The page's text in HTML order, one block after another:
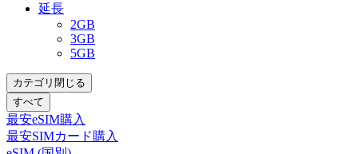
延長
2GB
3GB
5GB
カテゴリ閉じる
すべて
最安eSIM購入
最安SIMカード購入